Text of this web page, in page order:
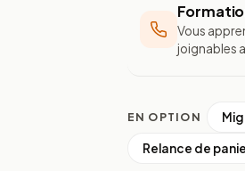
Vous
joignables
EN OPTION
Relance de